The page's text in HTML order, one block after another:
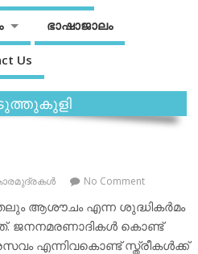
ഭാഷാജാലം
Us
No Comment
ആശൗചം എന്ന ശുദ്ധികര്‍മം
ജനനമരണാദികള്‍ കൊണ്ട്
എന്നിവകൊണ്ട് സ്ത്രീകള്‍ക്ക്